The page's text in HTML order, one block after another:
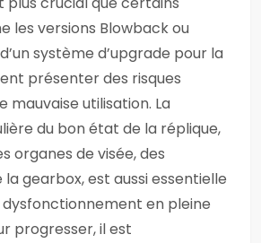
les versions Blowback ou
système d’upgrade pour la
présenter des risques
mauvaise utilisation. La
du bon état de la réplique,
organes de visée, des
gearbox, est aussi essentielle
en pleine
progresser, il est